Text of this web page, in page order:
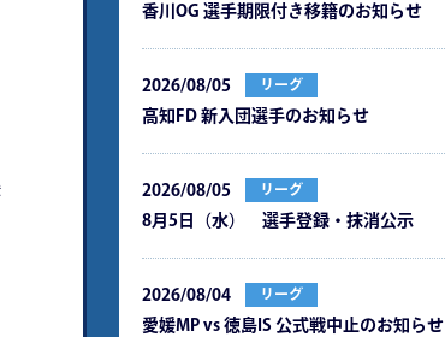
⾹川OG 選⼿期限付き移籍のお知らせ
2026/08/05 リーグ
⾼知FD 新⼊団選⼿のお知らせ
2026/08/05 リーグ
8月5日（水） 選手登録・抹消公示
2026/08/04 リーグ
愛媛MP vs 徳島IS 公式戦中⽌のお知らせ